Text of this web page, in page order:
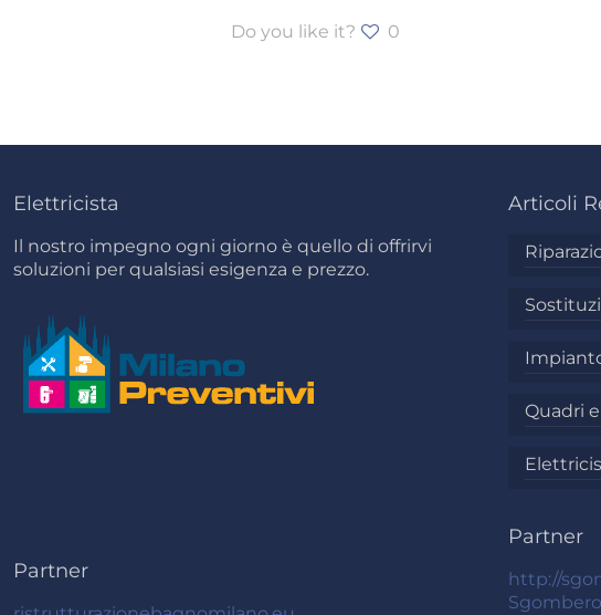
Do you like it? 0
Elettricista
Il nostro impegno ogni giorno è quello di offrirvi
soluzioni per qualsiasi esigenza e prezzo.
Partner
Articoli
Quadri
Partner
http://
Sgombero